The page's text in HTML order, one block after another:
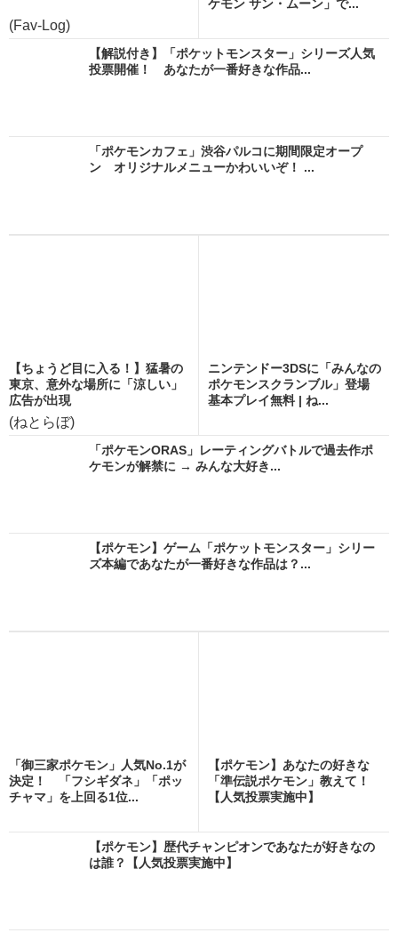
(Fav-Log)
ケモン サン・ムーン」で...
【解説付き】「ポケットモンスター」シリーズ人気
投票開催！ あなたが一番好きな作品...
「ポケモンカフェ」渋谷パルコに期間限定オープ
ン オリジナルメニューかわいいぞ！ ...
【ちょうど目に入る！】猛暑の
東京、意外な場所に「涼しい」
広告が出現
(ねとらぼ)
ニンテンドー3DSに「みんなの
ポケモンスクランブル」登場
基本プレイ無料 | ね...
「ポケモンORAS」レーティングバトルで過去作ポ
ケモンが解禁に → みんな大好き...
【ポケモン】ゲーム「ポケットモンスター」シリー
ズ本編であなたが一番好きな作品は？...
「御三家ポケモン」人気No.1が
決定！ 「フシギダネ」「ポッ
チャマ」を上回る1位...
【ポケモン】あなたの好きな
「準伝説ポケモン」教えて！
【人気投票実施中】
【ポケモン】歴代チャンピオンであなたが好きなの
は誰？【人気投票実施中】